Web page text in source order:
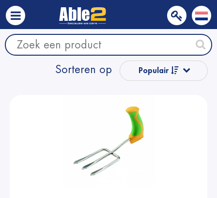
Sorteren op Populair
tot Z
Naam van Z